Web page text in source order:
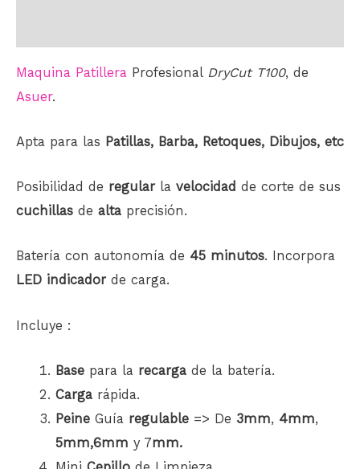
Maquina Patillera Profesional DryCut T100, de
Asuer.
Apta para las Patillas, Barba, Retoques, Dibujos, etc
Posibilidad de regular la velocidad de corte de sus
cuchillas de alta precisión.
Batería con autonomía de 45 minutos. Incorpora
LED indicador de carga.
Incluye :
Base para la recarga de la batería.
Carga rápida.
Peine Guía regulable => De 3mm, 4mm,
5mm,6mm y 7mm.